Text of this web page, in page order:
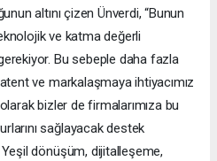
altını çizen Ünverdi, “Bunun
ve katma değerli
Bu sebeple daha fazla
ve markalaşmaya ihtiyacımız
bizler de firmalarımıza bu
sağlayacak destek
dönüşüm, dijitalleşeme,